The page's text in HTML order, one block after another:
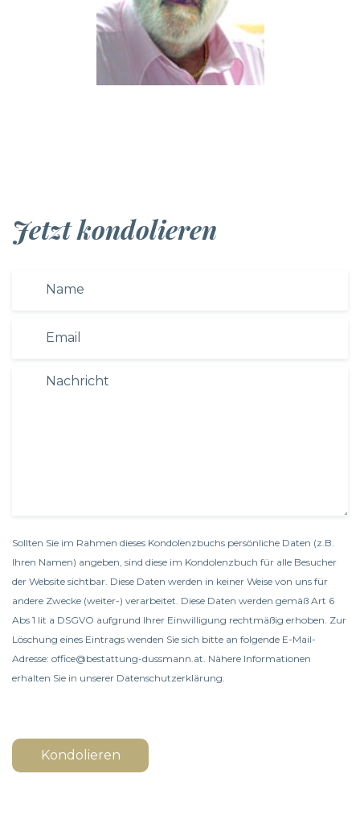
Jetzt kondolieren
Sollten Sie im Rahmen dieses Kondolenzbuchs persönliche Daten (z.B.
Ihren Namen) angeben, sind diese im Kondolenzbuch für alle Besucher
der Website sichtbar. Diese Daten werden in keiner Weise von uns für
andere Zwecke (weiter-) verarbeitet. Diese Daten werden gemäß Art 6
Abs 1 lit a DSGVO aufgrund Ihrer Einwilligung rechtmäßig erhoben. Zur
Löschung eines Eintrags wenden Sie sich bitte an folgende E-Mail-
Adresse: office@bestattung-dussmann.at. Nähere Informationen
erhalten Sie in unserer Datenschutzerklärung
Kondolieren